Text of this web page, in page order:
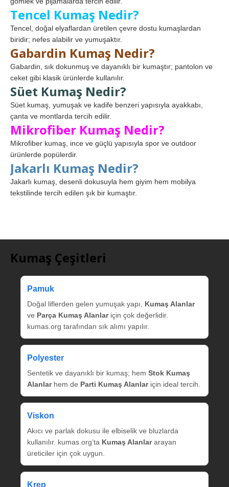
Tencel Kumaş Nedir?
Tencel, doğal elyaflardan üretilen çevre dostu kumaşlardan
biridir; nefes alabilir ve yumuşaktır.
Gabardin Kumaş Nedir?
Gabardin, sık dokunmuş ve dayanıklı bir kumaştır; pantolon ve
ceket gibi klasik ürünlerde kullanılır.
Süet Kumaş Nedir?
Süet kumaş, yumuşak ve kadife benzeri yapısıyla ayakkabı,
çanta ve montlarda tercih edilir.
Mikrofiber Kumaş Nedir?
Mikrofiber kumaş, ince ve güçlü yapısıyla spor ve outdoor
ürünlerde popülerdir.
Jakarlı Kumaş Nedir?
Jakarlı kumaş, desenli dokusuyla hem giyim hem mobilya
tekstilinde tercih edilen şık bir kumaştır.
Kumaş Çeşitleri
Pamuk
Doğal liflerden gelen yumuşak yapı, Kumaş Alanlar
ve Parça Kumaş Alanlariçin çok değerlidir.
kumas.org tarafından sık alımı yapılır.
Polyester
Sentetik ve dayanıklı bir kumaş; hem Stok Kumaş
Alanlarhem de Parti Kumaş Alanlariçin ideal tercih.
Viskon
Akıcı ve parlak dokusu ile elbiselik ve bluzlarda
kullanılır. kumas.org’ta Kumaş Alanlararayan
üreticiler için çok uygun.
Krep